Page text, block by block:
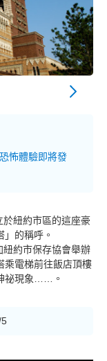
怖體驗即將發
紐約市區的這座豪
的稱呼。
約市保存協會舉辦
乘電梯前往飯店頂樓
祕現象……。